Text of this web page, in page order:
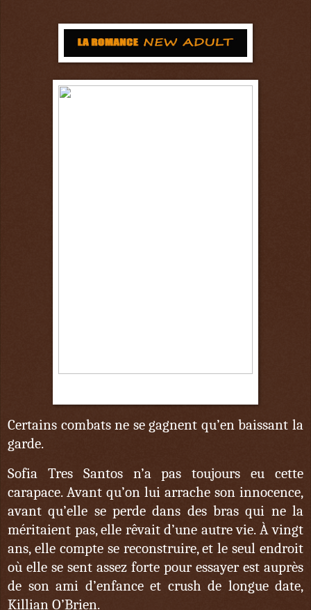
Certains combats ne se gagnent qu’en baissant la
garde.
Sofia Tres Santos n’a pas toujours eu cette
carapace. Avant qu’on lui arrache son innocence,
avant qu’elle se perde dans des bras qui ne la
méritaient pas, elle rêvait d’une autre vie. À vingt
ans, elle compte se reconstruire, et le seul endroit
où elle se sent assez forte pour essayer est auprès
de son ami d’enfance et crush de longue date,
Killian O’Brien.